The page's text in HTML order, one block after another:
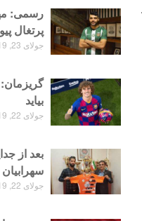
رسمی:
پرتغال
جولای 23, 2019
گریزمان:
بیاید
جولای 22, 2019
بعد از
جولای 22, 2019